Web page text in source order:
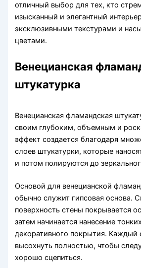
отличный выбор для тех, кто
изысканный и элегантный
эксклюзивными текстурами и
цветами.
Венецианская
штукатурка
Венецианская фламандская
своим глубоким, объемным и
эффект создается благодаря
слоев штукатурки, которые
и потом полируются до
Основой для венецианской
обычно служит гипсовая основа.
поверхность стены покрывается
затем начинается нанесение
декоративного покрытия. Каждый
высохнуть полностью, чтобы
хорошо сцепиться.